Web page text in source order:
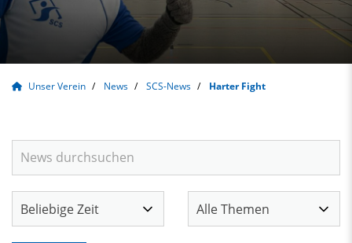
Unser Verein News SCS-News Harter Fight